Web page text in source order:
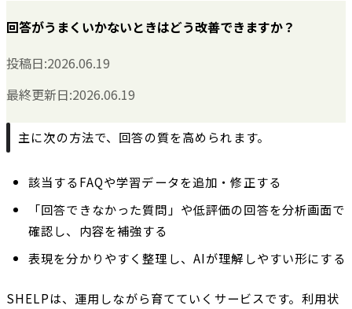
回答がうまくいかないときはどう改善できますか？
投稿日:2026.06.19
最終更新日:2026.06.19
主に次の方法で、回答の質を高められます。
該当するFAQや学習データを追加・修正する
「回答できなかった質問」や低評価の回答を分析画面で
確認し、内容を補強する
表現を分かりやすく整理し、AIが理解しやすい形にする
SHELPは、運用しながら育てていくサービスです。利用状